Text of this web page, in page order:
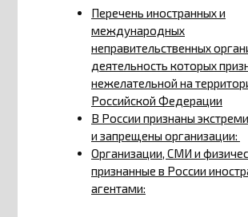
Перечень иностранных и
международных
неправительственных
деятельность которых
нежелательной на
Российской Федерации
В России признаны
и запрещены организации:
Организации, СМИ и
признанные в России
агентами: